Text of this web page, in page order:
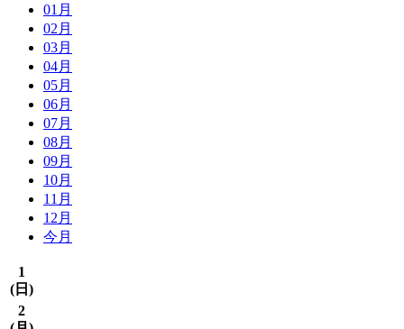
01月
02月
03月
04月
05月
06月
07月
08月
09月
10月
11月
12月
今月
1
( 日 )
2